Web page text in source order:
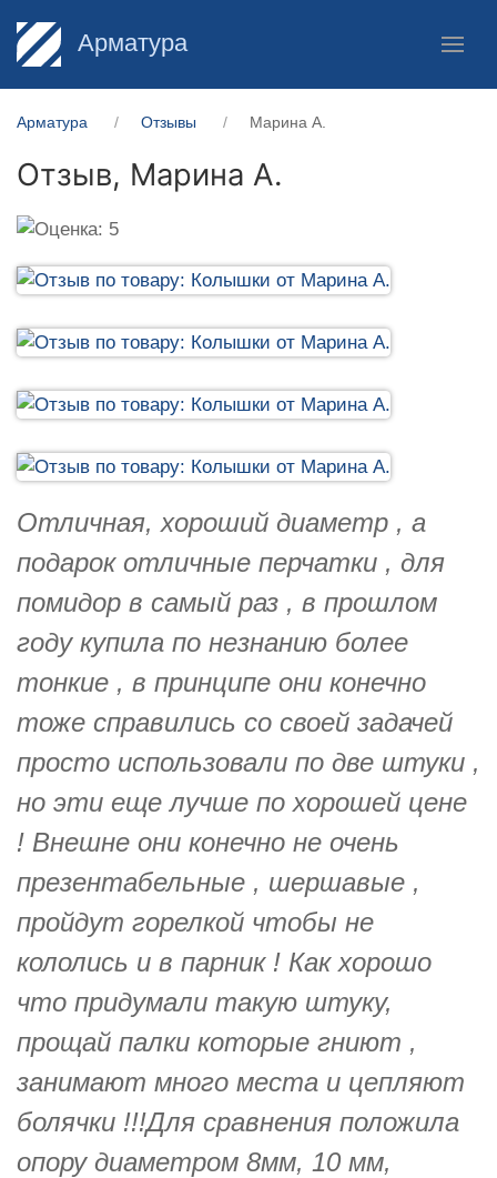
Арматура
Арматура Отзывы Марина А.
Отзыв, Марина А.
Отличная, хороший диаметр , а
подарок отличные перчатки , для
помидор в самый раз , в прошлом
году купила по незнанию более
тонкие , в принципе они конечно
тоже справились со своей задачей
просто использовали по две штуки ,
но эти еще лучше по хорошей цене
! Внешне они конечно не очень
презентабельные , шершавые ,
пройдут горелкой чтобы не
кололись и в парник ! Как хорошо
что придумали такую штуку,
прощай палки которые гниют ,
занимают много места и цепляют
болячки !!!Для сравнения положила
опору диаметром 8мм, 10 мм,